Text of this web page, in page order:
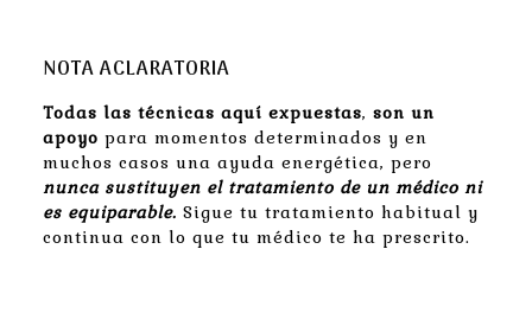
NOTA ACLARATORIA
Todas las técnicas aquí expuestas, son un
apoyo para momentos determinados y en
muchos casos una ayuda energética, pero
nunca sustituyen el tratamiento de un médico ni
es equiparable. Sigue tu tratamiento habitual y
continua con lo que tu médico te ha prescrito.